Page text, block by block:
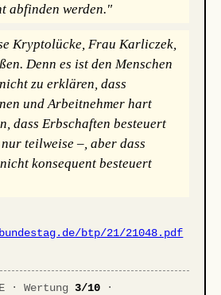
abfinden werden."
Kryptolücke, Frau Karliczek,
Denn es ist den Menschen
zu erklären, dass
und Arbeitnehmer hart
dass Erbschaften besteuert
teilweise –, aber dass
konsequent besteuert
btp/21/21048.pdf
· Wertung3/10 ·